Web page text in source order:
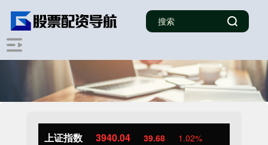
上证指数 3940.04 39.68 1.02%